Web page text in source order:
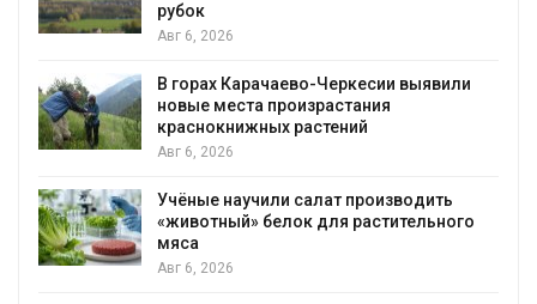
Черкесии выявили
растений
салат производить
для растительного
В Домодедове
последствия
Изменение
бабочек по всему